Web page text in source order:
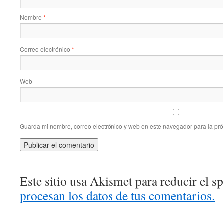
Nombre *
Correo electrónico *
Web
Guarda mi nombre, correo electrónico y web en este navegador para la
Este sitio usa Akismet para reducir el
procesan los datos de tus comentarios.